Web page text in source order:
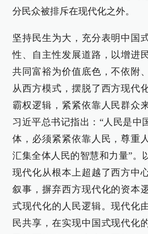
分民众被排斥在现代化之外。
坚持民生为大，充分表明中国
性、自主性发展道路，以增进
共同富裕为价值底色，不依附
从西方模式，摆脱了西方现代
霸权逻辑，紧紧依靠人民群众
习近平总书记指出：“人民是中
体，必须紧紧依靠人民，尊重
汇集全体人民的智慧和力量”。
现代化从根本上超越了西方中
叙事，摒弃西方现代化的资本
式现代化的人民逻辑。现代化
民共享，在实现中国式现代化